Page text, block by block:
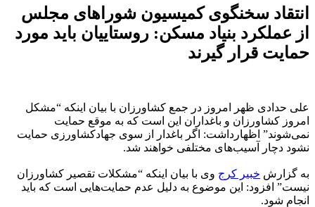
انتقاد سخنگوی کمیسیون شوراهای مجلس
از عملکرد بنیاد مسکن: روستاییان باید مورد
حمایت قرار گیرند
علی حدادی ظهر امروز در جمع کشاورزان با بیان اینکه “مشکل
امروز کشاورزان و باغداران این است که به موقع حمایت
نمی‌شوند” اظهارداشت: اگر باغدار از سوی جهادکشاورزی حمایت
نشود دچار آسیب‌های مختلفی خواهند شد.
به گزارش خبیر کرج وی با بیان اینکه “مشکلات ‌تقصیر کشاورزان
نیست” افزود: این موضوع به دلیل عدم حمایت‌هایی است که باید
انجام شود.